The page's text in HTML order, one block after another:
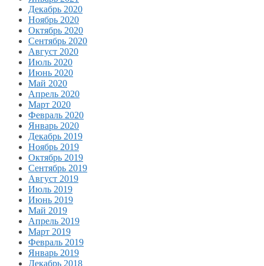
Декабрь 2020
Ноябрь 2020
Октябрь 2020
Сентябрь 2020
Август 2020
Июль 2020
Июнь 2020
Май 2020
Апрель 2020
Март 2020
Февраль 2020
Январь 2020
Декабрь 2019
Ноябрь 2019
Октябрь 2019
Сентябрь 2019
Август 2019
Июль 2019
Июнь 2019
Май 2019
Апрель 2019
Март 2019
Февраль 2019
Январь 2019
Декабрь 2018